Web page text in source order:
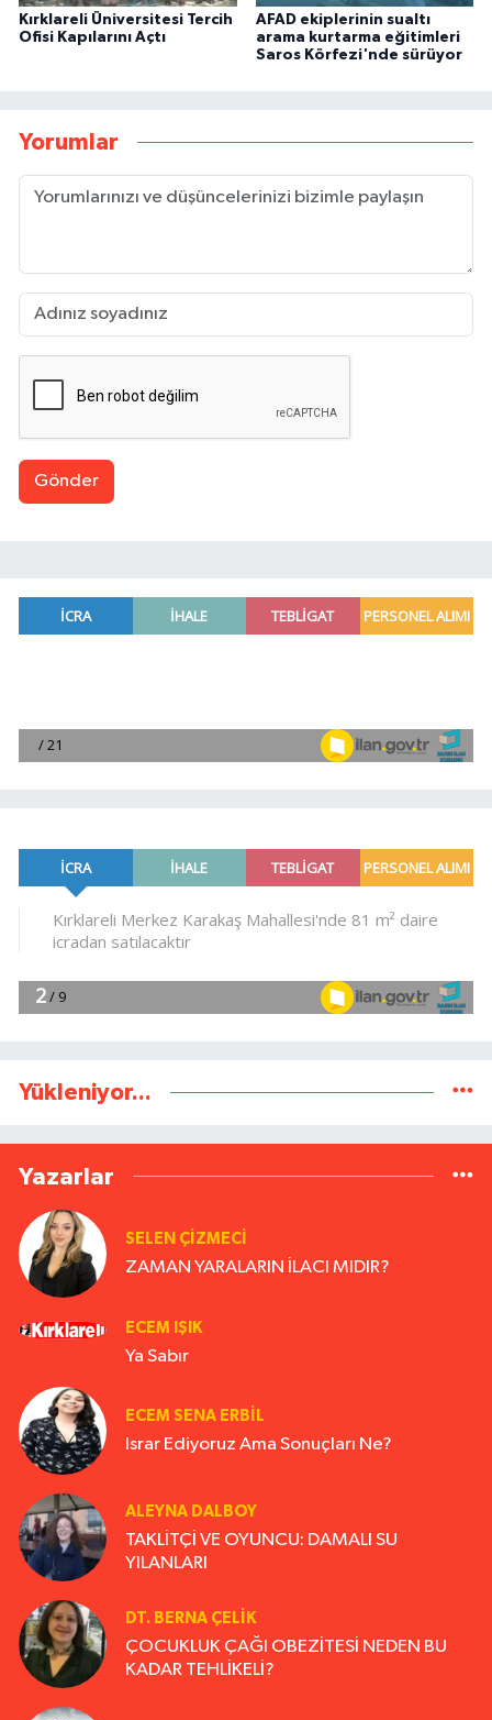
Kırklareli Üniversitesi Tercih
Ofisi Kapılarını Açtı
AFAD ekiplerinin sualtı
arama kurtarma eğitimleri
Saros Körfezi'nde sürüyor
Yorumlar
Gönder
Yükleniyor...
Yazarlar
SELEN ÇİZMECİ
ZAMAN YARALARIN İLACI MIDIR?
ECEM IŞIK
Ya Sabır
ECEM SENA ERBIL
Israr Ediyoruz Ama Sonuçları Ne?
ALEYNA DALBOY
TAKLİTÇİ VE OYUNCU: DAMALI SU
YILANLARI
DT. BERNA ÇELIK
ÇOCUKLUK ÇAĞI OBEZİTESİ NEDEN BU
KADAR TEHLİKELİ?